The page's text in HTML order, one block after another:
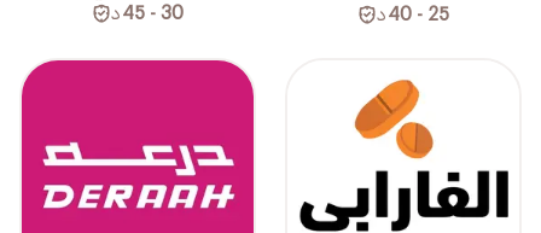
25 - 40 د 30 - 45 د